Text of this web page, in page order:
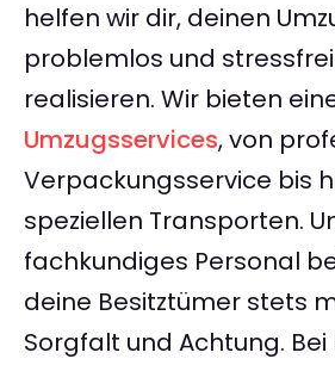
helfen wir dir, deinen
problemlos und stressfrei
realisieren. Wir bieten
Umzugsservices, von
Verpackungsservice bis
speziellen Transporten.
fachkundiges Personal
deine Besitztümer stets
Sorgfalt und Achtung.